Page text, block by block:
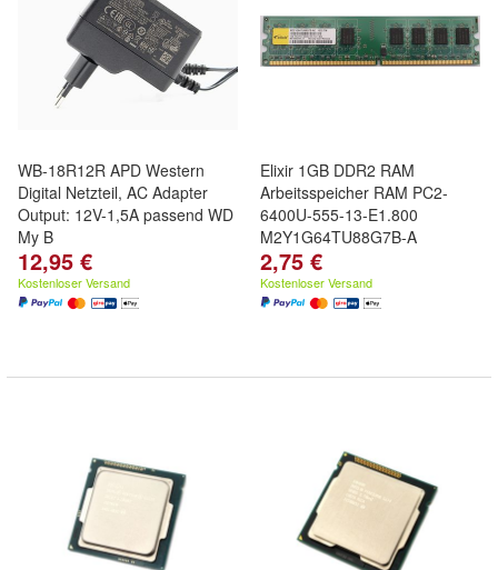
WB-18R12R APD Western
Digital Netzteil, AC Adapter
Output: 12V-1,5A passend WD
My B
12,95 €
Kostenloser Versand
Elixir 1GB DDR2 RAM
Arbeitsspeicher RAM PC2-
6400U-555-13-E1.800
M2Y1G64TU88G7B-A
2,75 €
Kostenloser Versand